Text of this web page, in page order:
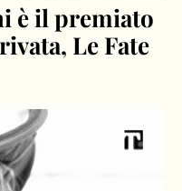
è il premiato
Le Fate